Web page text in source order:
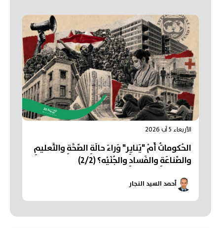
الأربعاء 5 آب 2026
الحُكوماتُ أَمْ "يَنايِر" وَراءَ حالَةِ الصِّحَّةِ والتَّعليمِ
والصِّناعَةِ والفَسادِ والجُنَيْه؟ (2/2)
أحمد السيد النجار